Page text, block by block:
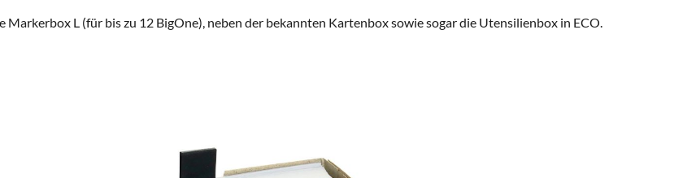
L (für bis zu 12 BigOne), neben der bekannten Kartenbox sowie sogar die Utensilienbox in ECO.